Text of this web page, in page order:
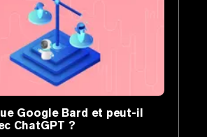
Google Bard et peut-il
ChatGPT ?